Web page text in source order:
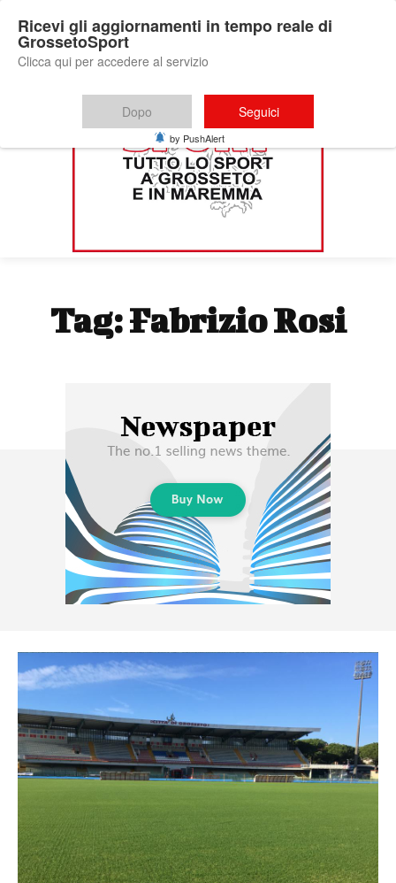
Tag:Fabrizio Rosi
Ricevi gli aggiornamenti in tempo reale di
GrossetoSport
Clicca qui per accedere al servizio
Dopo Seguici
by PushAlert